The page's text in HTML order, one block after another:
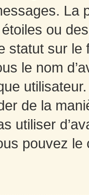
La
ou
statut sur
le nom
utilisateur.
de la
utiliser
pouvez